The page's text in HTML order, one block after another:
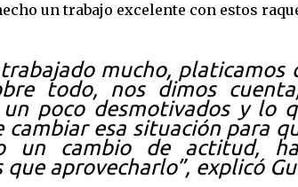
un trabajo excelente con estos
trabajado mucho, platicamos
todo, nos dimos
un poco desmotivados y lo
cambiar esa situación para
un cambio de actitud,
que aprovecharlo”, explicó